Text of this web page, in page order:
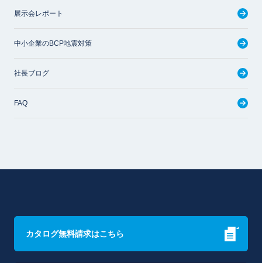
展示会レポート
中小企業のBCP地震対策
社長ブログ
FAQ
カタログ無料請求はこちら